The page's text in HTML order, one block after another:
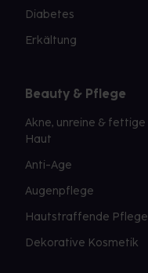
Diabetes
Erkältung
Beauty & Pflege
Akne, unreine & fettige
Haut
Anti-Age
Augenpflege
Hautstraffende Pflege
Dekorative Kosmetik